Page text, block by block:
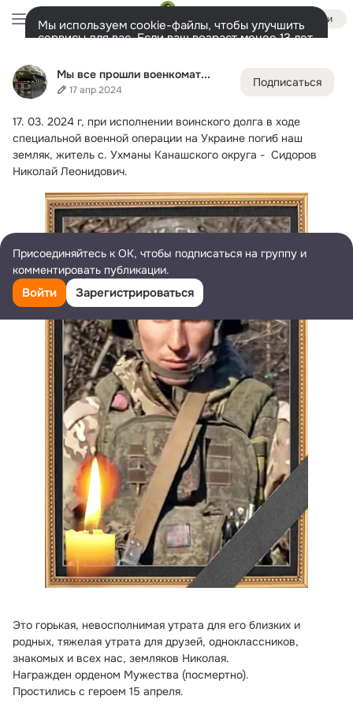
Мы все прошли военкомат...
17 апр 2024
Подписаться
17. 03. 2024 г, при исполнении воинского долга в ходе
специальной военной операции на Украине погиб наш
земляк, житель с. Ухманы Канашского округа -  Сидоров
Николай Леонидович.
Это горькая, невосполнимая утрата для его близких и
родных, тяжелая утрата для друзей, одноклассников,
знакомых и всех нас, земляков Николая.
Награжден орденом Мужества (посмертно).
Простились с героем 15 апреля.
Войти
Мы используем cookie-файлы, чтобы улучшить
сервисы для вас. Если ваш возраст менее 13 лет,
представитель.
Разрешить все
Лента Участники 3K Ещё
Дополнительная
колонка
Всё1 699 Обсуждаемые
Присоединяйтесь к ОК, чтобы подписаться на группу и
комментировать публикации.
Войти Зарегистрироваться